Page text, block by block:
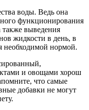
воды. Ведь она
функционирования
также выведения
жидкости в день, в
необходимой нормой.
и овощами хорош
что самые
добавки не могут